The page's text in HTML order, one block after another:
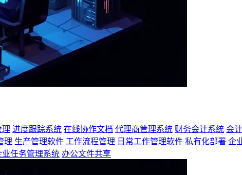
理 进度跟踪系统 在线协作文档 代理商管理系统 财务会计系统 会
理 生产管理软件 工作流程管理 日常工作管理软件 私有化部署 企
业任务管理系统 办公文件共享